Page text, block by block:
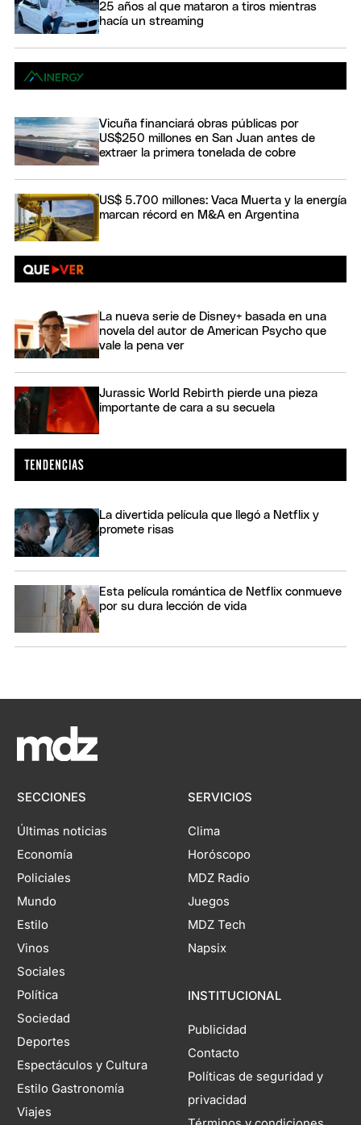
25 años al que mataron a tiros mientras
hacía un streaming
Vicuña financiará obras públicas por
US$250 millones en San Juan antes de
extraer la primera tonelada de cobre
US$ 5.700 millones: Vaca Muerta y la energía
marcan récord en M&A en Argentina
La nueva serie de Disney+ basada en una
novela del autor de American Psycho que
vale la pena ver
Jurassic World Rebirth pierde una pieza
importante de cara a su secuela
La divertida película que llegó a Netflix y
promete risas
Esta película romántica de Netflix conmueve
por su dura lección de vida
SECCIONES
Últimas noticias
Economía
Policiales
Mundo
Estilo
Vinos
Sociales
Política
Sociedad
Deportes
Espectáculos y Cultura
Estilo Gastronomía
Viajes
SERVICIOS
Clima
Horóscopo
MDZ Radio
Juegos
MDZ Tech
Napsix
INSTITUCIONAL
Publicidad
Contacto
Políticas de seguridad y
privacidad